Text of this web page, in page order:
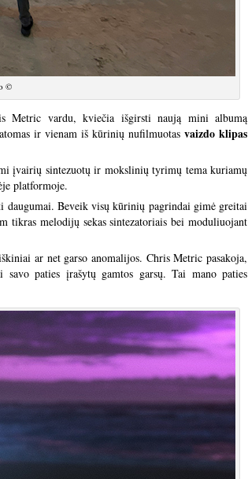
©
Metric vardu, kviečia išgirsti naują mini albumą
ir vienam iš kūrinių nufilmuotas vaizdo klipas
įvairių sintezuotų ir mokslinių tyrimų tema kuriamų
platformoje.
Beveik visų kūrinių pagrindai gimė greitai
tikras melodijų sekas sintezatoriais bei moduliuojant
ar net garso anomalijos. Chris Metric pasakoja,
paties įrašytų gamtos garsų. Tai mano paties